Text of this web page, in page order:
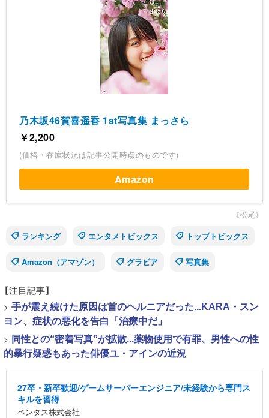
乃木坂46賀喜遥香 1st写真集 まっさら
￥2,200
(価格・在庫状況は記事公開時点のものです)
Amazon
《松尾》
ランキング
エンタメトピックス トップトピックス
Amazon（アマゾン） グラビア 写真集
【注目記事】
> 手が震え続けた原因は首のヘルニアだった...KARA・スン
ヨン、症状の悪化を告白「治療中だ」
> 同性との“密着写真”が拡散...薬物使用で有罪、男性への性
的暴行疑惑もあった俳優ユ・アインの近況
27卒・新卒歓迎/ゲームサーバーエンジニア/未経験から専門ス
キルを習得
ベンタス株式会社